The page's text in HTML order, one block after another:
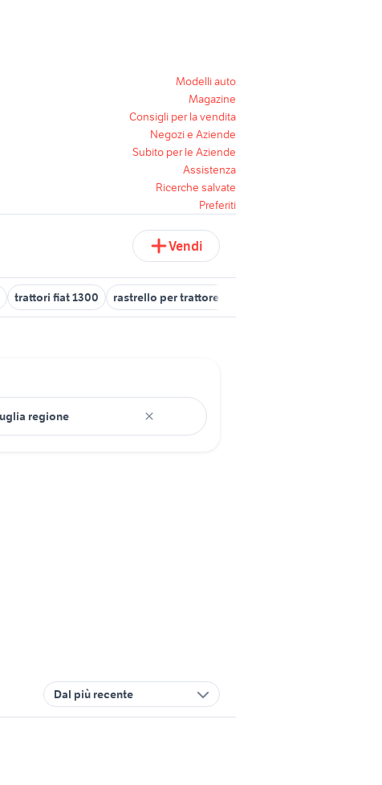
Modelli auto
Magazine
Consigli per la vendita
Negozi e Aziende
Subito per le Aziende
Assistenza
Ricerche salvate
Preferiti
Vendi
trattori fiat 1300 rastrello per trattore usato
Dal più recente